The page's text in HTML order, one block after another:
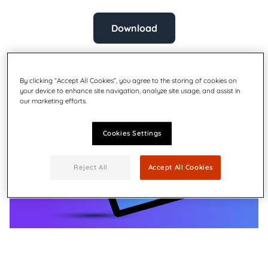
Download
By clicking “Accept All Cookies”, you agree to the storing of cookies on
your device to enhance site navigation, analyze site usage, and assist in
our marketing efforts.
Cookies Settings
Reject All Accept All Cookies